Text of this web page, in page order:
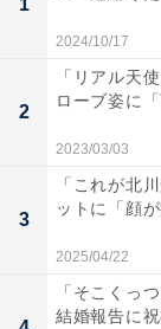
1
2024/10/17
2
「リアル天
ローブ姿に
2023/03/03
3
「これが北
ットに「顔
2025/04/22
「そこくっ
結婚報告に